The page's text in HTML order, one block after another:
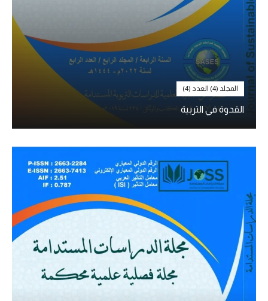
المجلد (4) العدد (4)
القدوة في التربية